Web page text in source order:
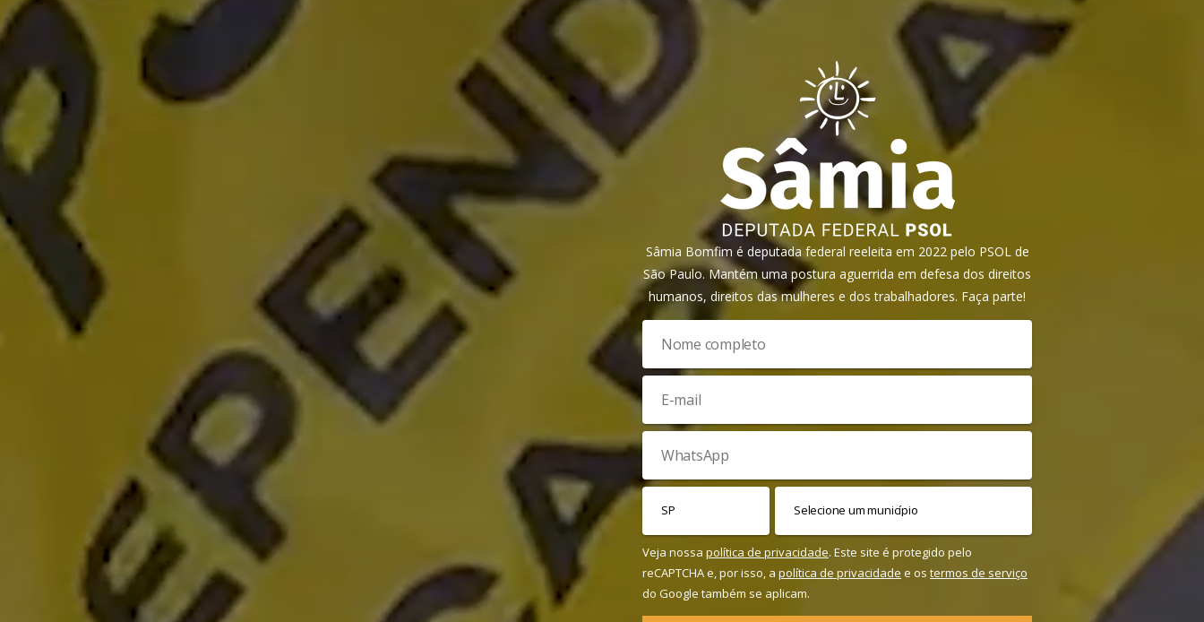
Sâmia Bomfim é deputada federal reeleita em 2022 pelo PSOL de
São Paulo. Mantém uma postura aguerrida em defesa dos direitos
humanos, direitos das mulheres e dos trabalhadores. Faça parte!
Veja nossa política de privacidade. Este site é protegido pelo
reCAPTCHA e, por isso, a política de privacidade e os termos de serviço
do Google também se aplicam.